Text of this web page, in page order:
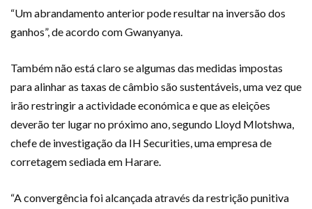
“Um abrandamento anterior pode resultar na inversão dos
ganhos”, de acordo com Gwanyanya.
Também não está claro se algumas das medidas impostas
para alinhar as taxas de câmbio são sustentáveis, uma vez que
irão restringir a actividade económica e que as eleições
deverão ter lugar no próximo ano, segundo Lloyd Mlotshwa,
chefe de investigação da IH Securities, uma empresa de
corretagem sediada em Harare.
“A convergência foi alcançada através da restrição punitiva